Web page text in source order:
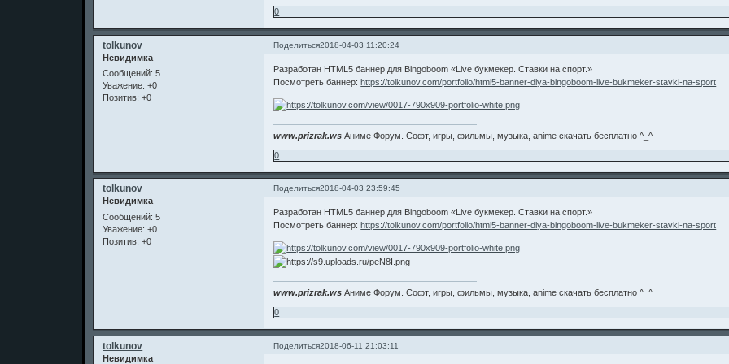
0
Поделиться2018-04-03 11:20:24
tolkunov
Невидимка
Сообщений: 5
Уважение: +0
Позитив: +0
Разработан HTML5 баннер для Bingoboom «Live букмекер. Ставки на спорт.»
Посмотреть баннер:https://tolkunov.com/portfolio/html5-banner-dlya-bingoboom-live-bukmeker-stavki-na-sport
www.prizrak.ws Аниме Форум. Софт, игры, фильмы, музыка, anime скачать бесплатно ^_^
0
Поделиться2018-04-03 23:59:45
tolkunov
Невидимка
Сообщений: 5
Уважение: +0
Позитив: +0
Разработан HTML5 баннер для Bingoboom «Live букмекер. Ставки на спорт.»
Посмотреть баннер:https://tolkunov.com/portfolio/html5-banner-dlya-bingoboom-live-bukmeker-stavki-na-sport
www.prizrak.ws Аниме Форум. Софт, игры, фильмы, музыка, anime скачать бесплатно ^_^
0
Поделиться2018-06-11 21:03:11
tolkunov
Невидимка